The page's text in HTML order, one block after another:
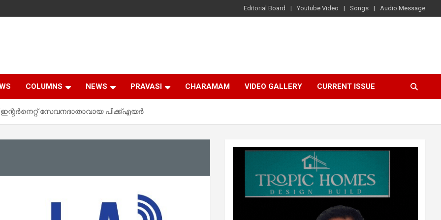
Editorial Board Youtube Video Songs Audio Message
COLUMNS NEWS PRAVASI CHARAMAM VIDEO GALLERY CURRENT ISSUE
സേവനദാതാവായ പീക്ക്എയര്‍